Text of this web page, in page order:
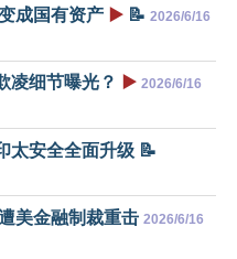
成国有资产 ▶️ 📝 2026/6/16
凌细节曝光？ ▶️ 2026/6/16
安全全面升级 📝
美金融制裁重击 2026/6/16